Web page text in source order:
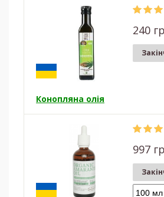
240
Конопляна олія
997